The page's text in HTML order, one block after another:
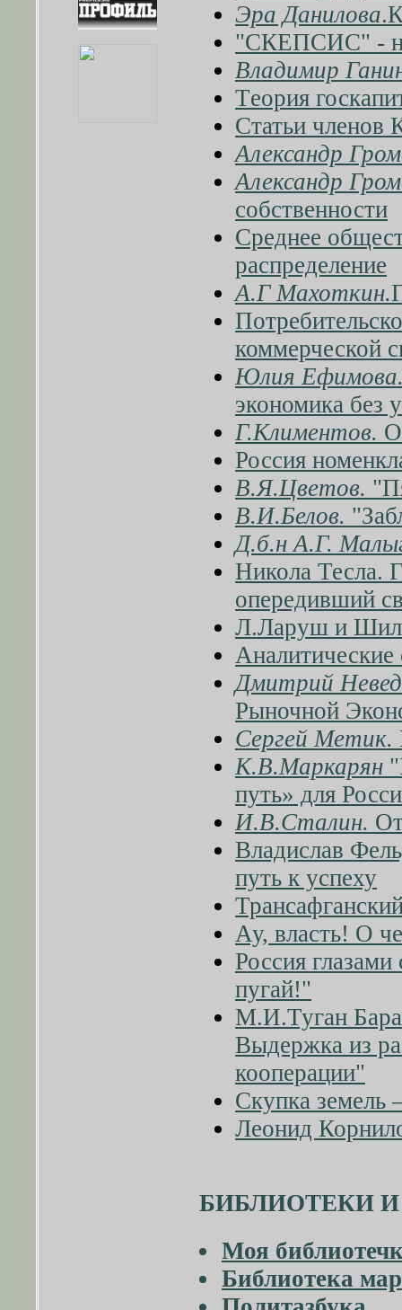
Эра Данилова
"СКЕПСИС" -
Владимир
Tеория
Статьи членов
Александр
Александр
собственности
Среднее
распределение
А.Г Махоткин.
коммерческой
Юлия
экономика без
Г.Климентов.
Россия
В.Я.Цветов.
В.И.Белов.
Д.б.н А.Г.
Никола Тесла.
опередивший
Л.Ларуш и
Аналитические
Дмитрий
Рыночной
Сергей Метик.
К.В.Маркарян
путь» для
И.В.Сталин.
Владислав
путь к успеху
Ау, власть! О
Россия
пугай!"
М.И.Туган
Выдержка из
кооперации"
Скупка земель
Леонид
БИБЛИОТЕКИ
Моя
Библиотека